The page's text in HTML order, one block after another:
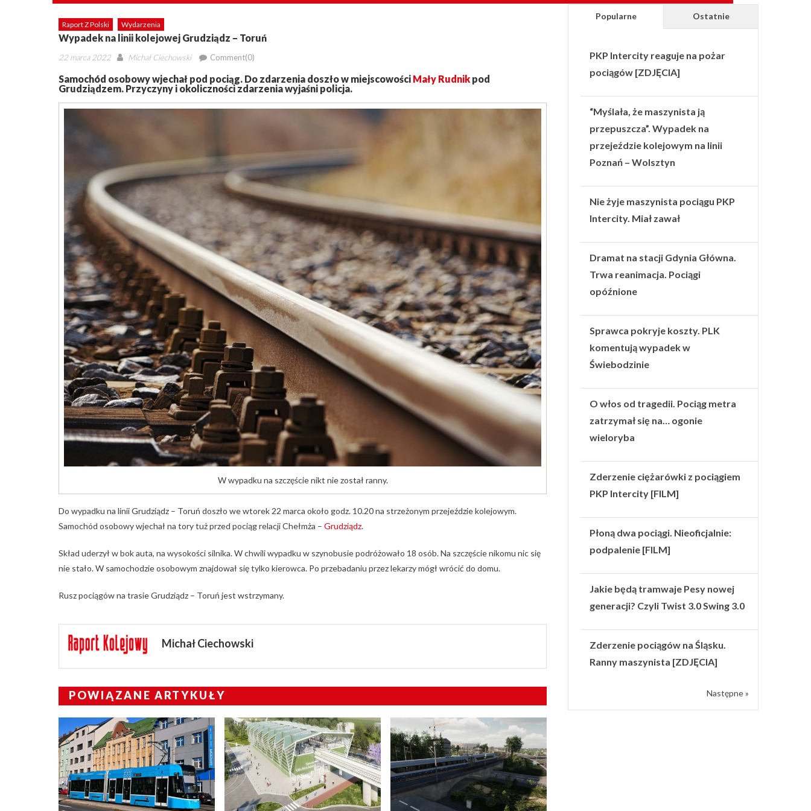
Raport Z Polski Wydarzenia
Wypadek na linii kolejowej Grudziądz – Toruń
Posted
22 marca 2022 Author
Michał Ciechowski Comment(0)
Samochód osobowy wjechał pod pociąg. Do zdarzenia doszło w miejscowości Mały Rudnik pod
Grudziądzem. Przyczyny i okoliczności zdarzenia wyjaśni policja.
W wypadku na szczęście nikt nie został ranny.
Do wypadku na linii Grudziądz – Toruń doszło we wtorek 22 marca około godz. 10.20 na strzeżonym przejeździe kolejowym.
Samochód osobowy wjechał na tory tuż przed pociąg relacji Chełmża – Grudziądz.
Skład uderzył w bok auta, na wysokości silnika. W chwili wypadku w szynobusie podróżowało 18 osób. Na szczęście nikomu nic się
nie stało. W samochodzie osobowym znajdował się tylko kierowca. Po przebadaniu przez lekarzy mógł wrócić do domu.
Rusz pociągów na trasie Grudziądz – Toruń jest wstrzymany.
Michał Ciechowski
POWIĄZANE ARTYKUŁY
Popularne Ostatnie
PKP Intercity reaguje na pożar
pociągów [ZDJĘCIA]
“Myślała, że maszynista ją
przepuszcza”. Wypadek na
przejeździe kolejowym na linii
Poznań – Wolsztyn
Nie żyje maszynista pociągu PKP
Intercity. Miał zawał
Dramat na stacji Gdynia Główna.
Trwa reanimacja. Pociągi
opóźnione
Sprawca pokryje koszty. PLK
komentują wypadek w
Świebodzinie
O włos od tragedii. Pociąg metra
zatrzymał się na… ogonie
wieloryba
Zderzenie ciężarówki z pociągiem
PKP Intercity [FILM]
Płoną dwa pociągi. Nieoficjalnie:
podpalenie [FILM]
Jakie będą tramwaje Pesy nowej
generacji? Czyli Twist 3.0 Swing 3.0
Zderzenie pociągów na Śląsku.
Ranny maszynista [ZDJĘCIA]
Następne »